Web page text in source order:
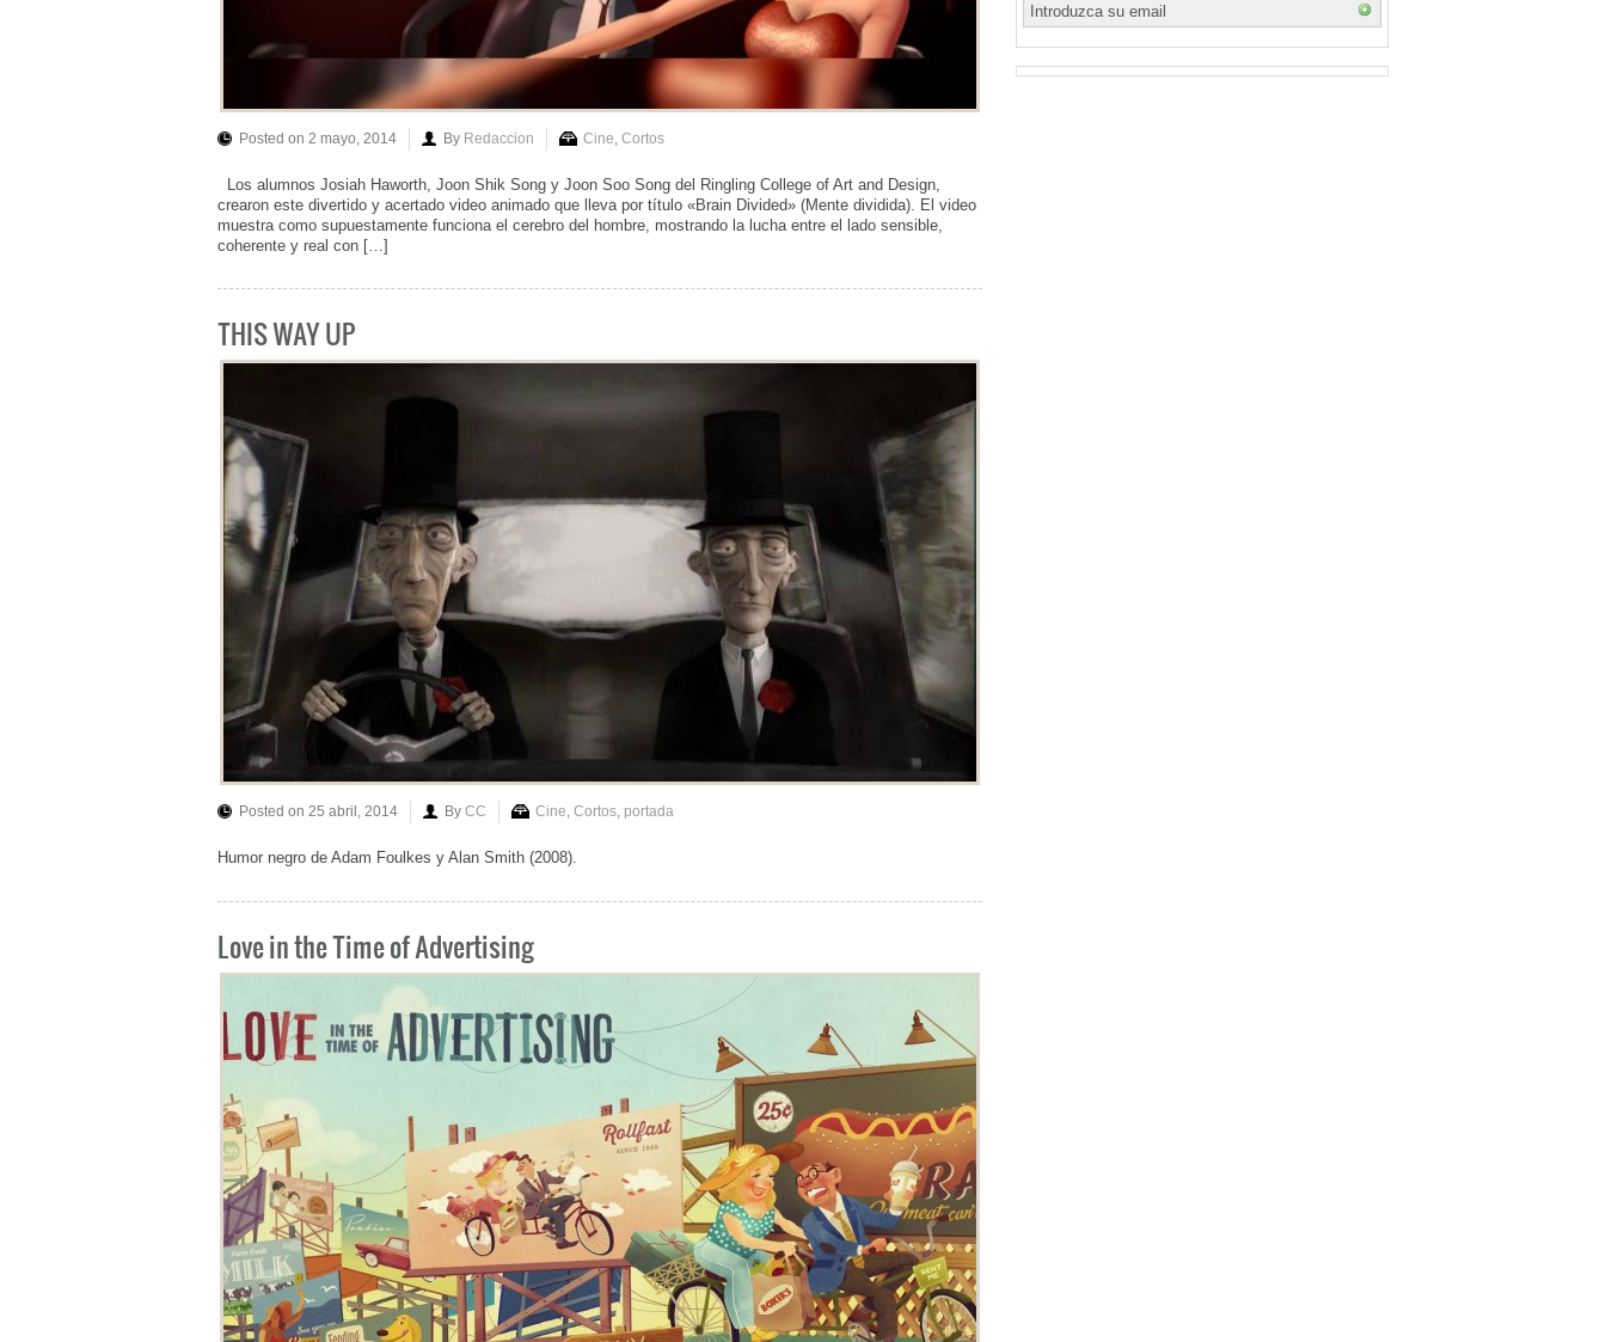
Posted on 2 mayo, 2014 By Redaccion Cine Cortos
Los alumnos Josiah Haworth, Joon Shik Song y Joon Soo Song del Ringling College of Art and Design,
crearon este divertido y acertado video animado que lleva por título «Brain Divided» (Mente dividida). El video
muestra como supuestamente funciona el cerebro del hombre, mostrando la lucha entre el lado sensible,
coherente y real con […]
THIS WAY UP
Posted on 25 abril, 2014 By CC Cine, Cortos, portada
Humor negro de Adam Foulkes y Alan Smith (2008).
Love in the Time of Advertising